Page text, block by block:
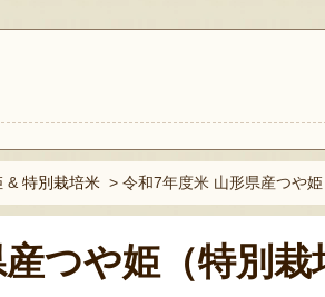
& 特別栽培米 > 令和7年度米 山形県産つや
つや姫（特別栽